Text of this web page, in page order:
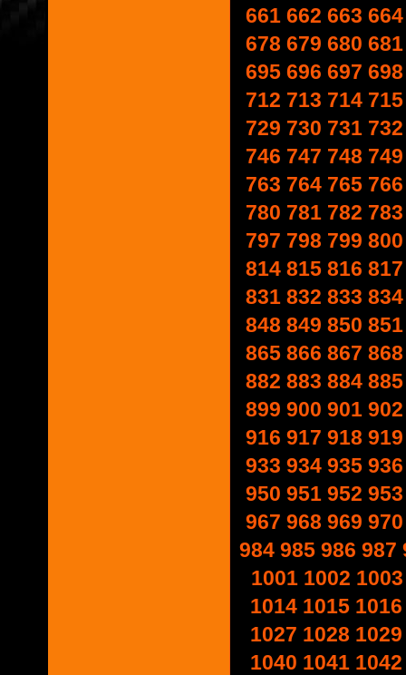
661 662 663 664
678 679 680 681
695 696 697 698
712 713 714 715
729 730 731 732
746 747 748 749
763 764 765 766
780 781 782 783
797 798 799 800
814 815 816 817
831 832 833 834
848 849 850 851
865 866 867 868
882 883 884 885
899 900 901 902
916 917 918 919
933 934 935 936
950 951 952 953
967 968 969 970
984 985 986 987
1001 1002 1003
1014 1015 1016
1027 1028 1029
1040 1041 1042